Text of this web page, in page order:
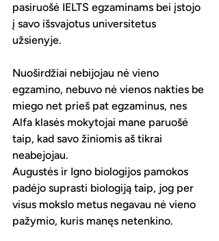
pasiruošė IELTS egzaminams bei įstojo
į savo išsvajotus universitetus
užsienyje.
Nuoširdžiai nebijojau nė vieno
egzamino, nebuvo nė vienos nakties be
miego net prieš pat egzaminus, nes
Alfa klasės mokytojai mane paruošė
taip, kad savo žiniomis aš tikrai
neabejojau.
Augustės ir Igno biologijos pamokos
padėjo suprasti biologiją taip, jog per
visus mokslo metus negavau nė vieno
pažymio, kuris manęs netenkino.